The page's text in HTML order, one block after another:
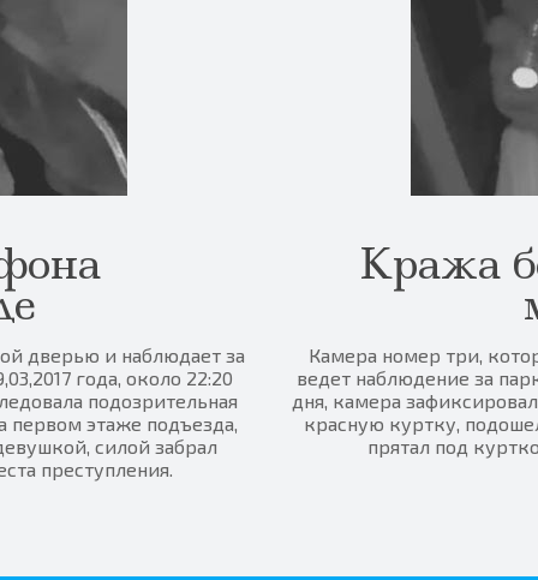
дверью и наблюдает за
года, около 22:20
подозрительная
первом этаже подъезда,
силой забрал
преступления.
Кража
Камера номер три,
ведет наблюдение за
дня, камера
красную куртку,
прятал под